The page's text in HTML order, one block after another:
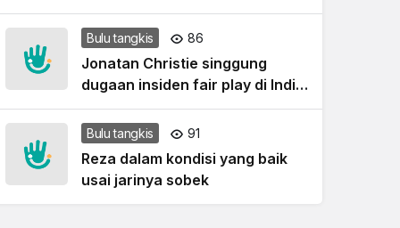
level
Bulu tangkis 86
Jonatan Christie singgung
dugaan insiden fair play di India
Open 2026
Bulu tangkis 91
Reza dalam kondisi yang baik
usai jarinya sobek